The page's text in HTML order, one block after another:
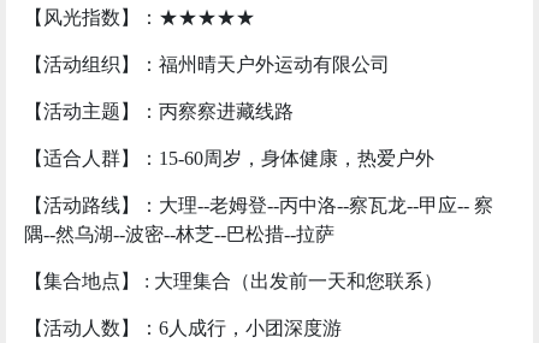
【活动组织】：福州晴天户外运动有限公司
【活动主题】：丙察察进藏线路
【适合人群】：15-60周岁，身体健康，热爱户外
【活动路线】：大理--老姆登--丙中洛--察瓦龙--甲应-- 察
【集合地点】 : 大理集合（出发前一天和您联系）
【活动人数】：6人成行，小团深度游
【活动费用】：6680元（详情见后方）